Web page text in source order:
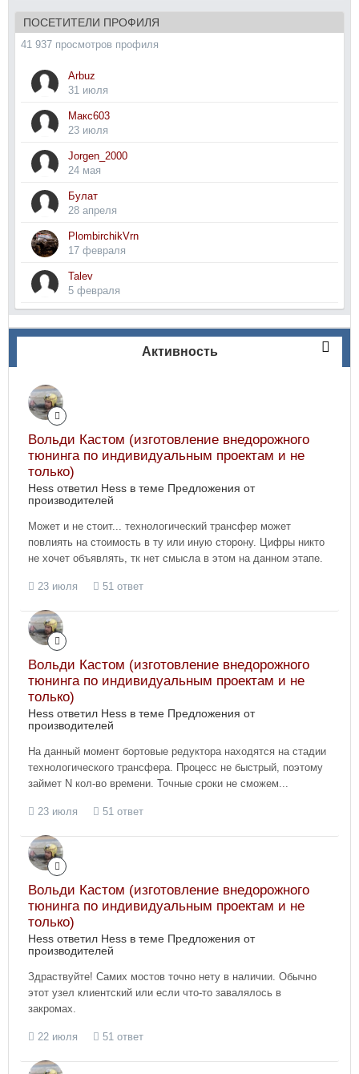
ПОСЕТИТЕЛИ ПРОФИЛЯ
41 937 просмотров профиля
Arbuz
31 июля
Макс603
23 июля
Jorgen_2000
24 мая
Булат
28 апреля
PlombirchikVrn
17 февраля
Talev
5 февраля
Активность
Вольди Кастом (изготовление внедорожного
тюнинга по индивидуальным проектам и не
только)
Hess ответил Hess в теме Предложения от
производителей
Может и не стоит... технологический трансфер может
повлиять на стоимость в ту или иную сторону. Цифры никто
не хочет объявлять, тк нет смысла в этом на данном этапе.
23 июля 51 ответ
Вольди Кастом (изготовление внедорожного
тюнинга по индивидуальным проектам и не
только)
Hess ответил Hess в теме Предложения от
производителей
На данный момент бортовые редуктора находятся на стадии
технологического трансфера. Процесс не быстрый, поэтому
займет N кол-во времени. Точные сроки не сможем...
23 июля 51 ответ
Вольди Кастом (изготовление внедорожного
тюнинга по индивидуальным проектам и не
только)
Hess ответил Hess в теме Предложения от
производителей
Здраствуйте! Самих мостов точно нету в наличии. Обычно
этот узел клиентский или если что-то завалялось в
закромах.
22 июля 51 ответ